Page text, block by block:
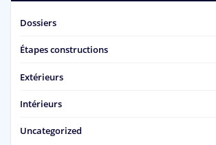
Dossiers
Étapes constructions
Extérieurs
Intérieurs
Uncategorized